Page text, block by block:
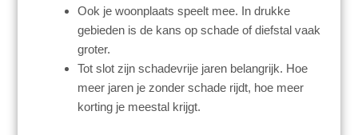
Ook je woonplaats speelt mee. In drukke
gebieden is de kans op schade of diefstal vaak
groter.
Tot slot zijn schadevrije jaren belangrijk. Hoe
meer jaren je zonder schade rijdt, hoe meer
korting je meestal krijgt.